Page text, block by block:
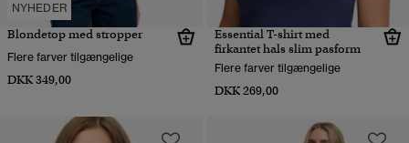
NYHEDER
Blondetop med stropper
Flere farver tilgængelige
DKK 349,00
Essential T-shirt med
firkantet hals slim pasform
Flere farver tilgængelige
DKK 269,00